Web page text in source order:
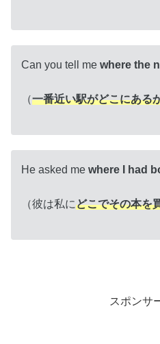
Can you tell me where the
（一番近い駅がどこにある
He asked me where I had
（彼は私にどこでその本を
スポンサ